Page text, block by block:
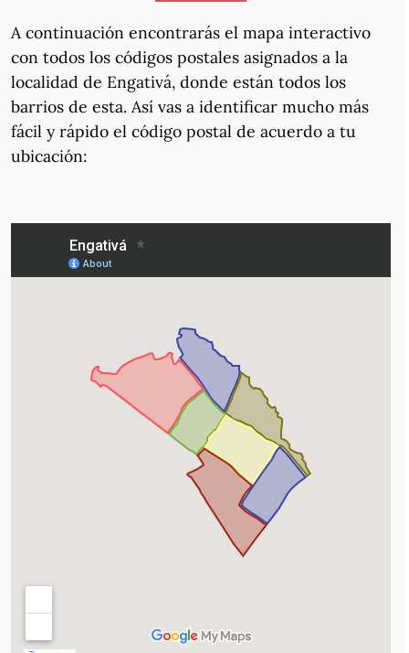
A continuación encontrarás el mapa interactivo
con todos los códigos postales asignados a la
localidad de Engativá, donde están todos los
barrios de esta. Así vas a identificar mucho más
fácil y rápido el código postal de acuerdo a tu
ubicación: